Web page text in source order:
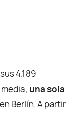
4.189
una sola
Berlín. A partir